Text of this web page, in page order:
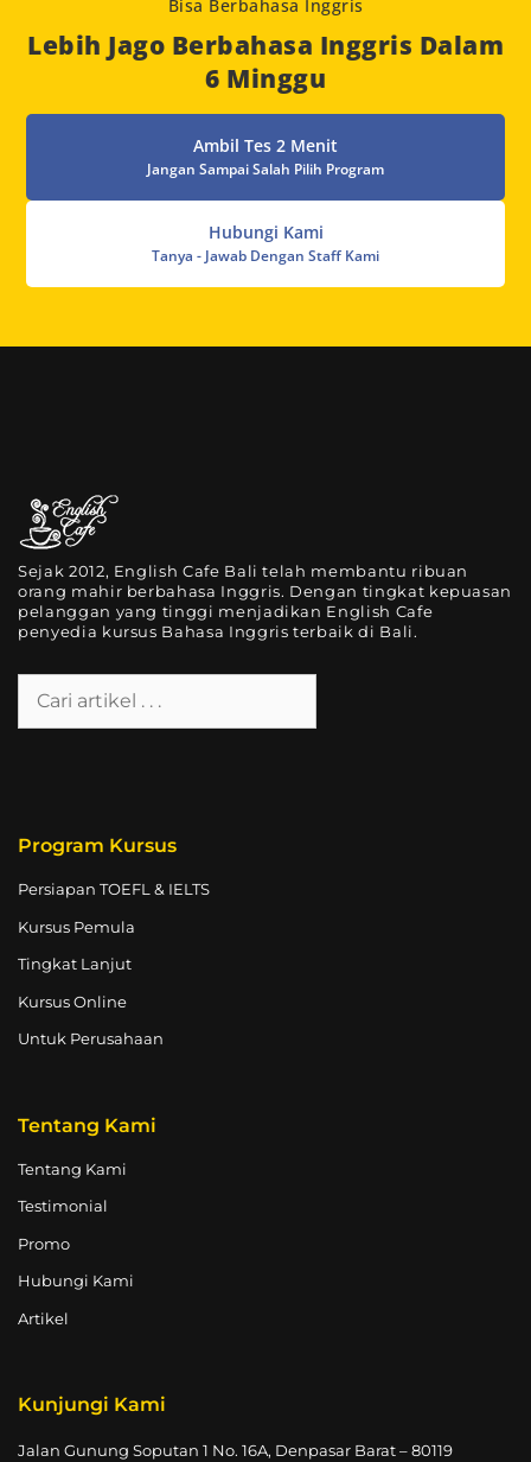
Bisa Berbahasa Inggris
Lebih Jago Berbahasa Inggris Dalam
6 Minggu
Ambil Tes 2 Menit
Jangan Sampai Salah Pilih Program
Hubungi Kami
Tanya - Jawab Dengan Staff Kami
Sejak 2012, English Cafe Bali telah membantu ribuan
orang mahir berbahasa Inggris. Dengan tingkat kepuasan
pelanggan yang tinggi menjadikan English Cafe
penyedia kursus Bahasa Inggris terbaik di Bali.
Program Kursus
Persiapan TOEFL & IELTS
Kursus Pemula
Tingkat Lanjut
Kursus Online
Untuk Perusahaan
Tentang Kami
Tentang Kami
Testimonial
Promo
Hubungi Kami
Artikel
Kunjungi Kami
Jalan Gunung Soputan 1 No. 16A, Denpasar Barat – 80119